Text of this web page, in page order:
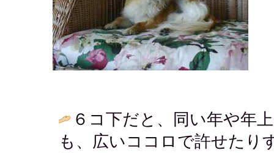
６コ下だと、同い年や年
も、広いココロで許せた